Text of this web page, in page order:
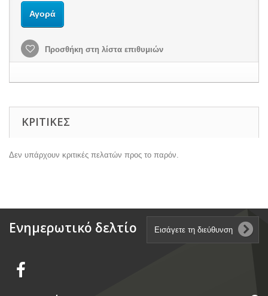
Αγορά
Προσθήκη στη λίστα επιθυμιών
ΚΡΙΤΙΚΈΣ
Δεν υπάρχουν κριτικές πελατών προς το παρόν.
Ενημερωτικό δελτίο